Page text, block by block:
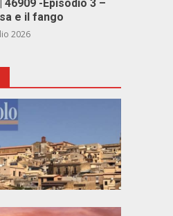
46909 -Episodio 3 –
e il fango
2026